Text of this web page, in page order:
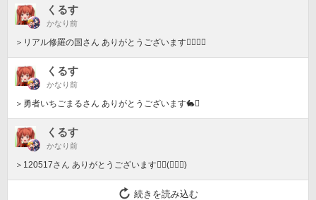
くるす
かなり前
＞リアル修羅の国さん ありがとうございます󾌵󾔐󾔑󾦀
くるす
かなり前
＞勇者いちごまるさん ありがとうございます🐇󾭠
くるす
かなり前
＞120517さん ありがとうございます󾭠󾔑(⌒▽⌒)
続きを読み込む